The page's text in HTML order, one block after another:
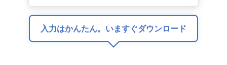
入力はかんたん。いますぐダウンロード